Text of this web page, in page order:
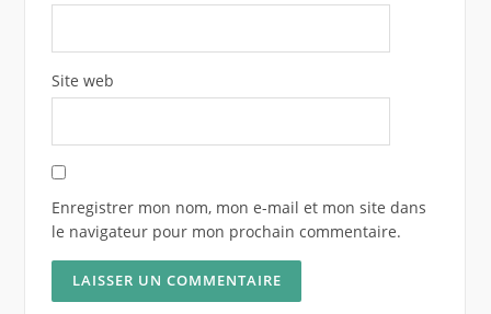
Site web
Enregistrer mon nom, mon e-mail et mon site dans
le navigateur pour mon prochain commentaire.